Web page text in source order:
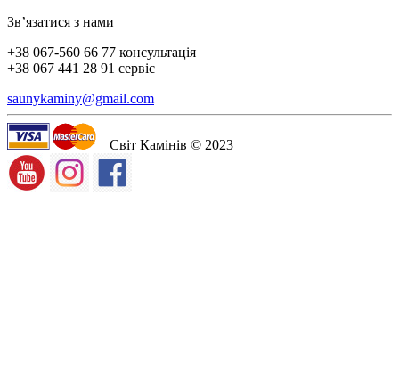
Зв’язатися з нами
+38 067-560 66 77 консультація
+38 067 441 28 91 сервіс
saunykaminy@gmail.com
Світ Камінів © 2023